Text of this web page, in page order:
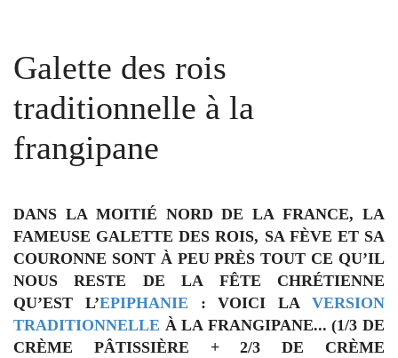
Galette des rois
traditionnelle à la
frangipane
DANS LA MOITIÉ NORD DE LA FRANCE, LA
FAMEUSE GALETTE DES ROIS, SA FÈVE ET SA
COURONNE SONT À PEU PRÈS TOUT CE QU’IL
NOUS RESTE DE LA FÊTE CHRÉTIENNE
QU’EST L’EPIPHANIE : VOICI LAVERSION
TRADITIONNELLE À LA FRANGIPANE... (1/3 DE
CRÈME PÂTISSIÈRE + 2/3 DE CRÈME